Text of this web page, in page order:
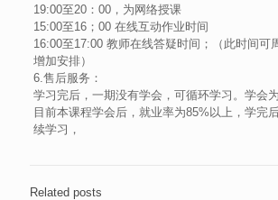
19:00至20：00，为网络授课
15:00至16；00 在线互动作业时间
16:00至17:00 教师在线答疑时间；（此时间可
增加安排）
6.售后服务：
学习完后，一期没有学会，可循环学习。学会为
目前本课程学会后，就业率为85%以上，学完
续学习，
Related posts